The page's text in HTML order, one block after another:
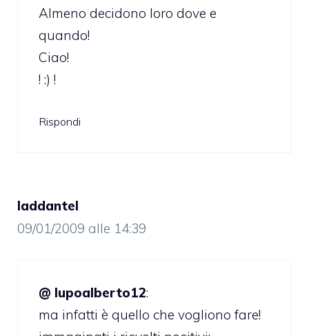
Almeno decidono loro dove e
quando!
Ciao!
! :) !
Rispondi
laddantel
09/01/2009 alle 14:39
@ lupoalberto12:
ma infatti è quello che vogliono fare!